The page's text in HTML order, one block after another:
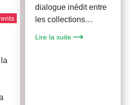
dialogue inédit entre
les collections…
Lire la suite